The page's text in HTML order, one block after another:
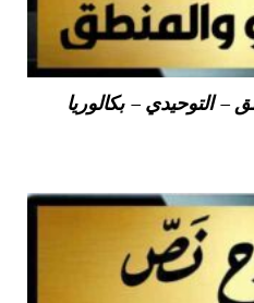
التوحيدي – بكالوريا